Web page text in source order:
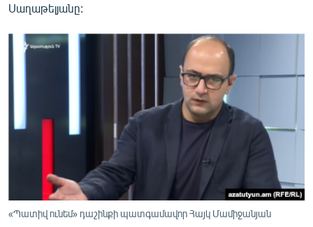
Սաղաթելյանը:
«Պատիվ ունեմ» դաշինքի պատգամավոր Հայկ Մամիջանյան